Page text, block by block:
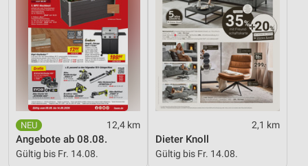
12,4 km
Angebote ab 08.08.
Gültig bis Fr. 14.08.
2,1 km
Dieter Knoll
Gültig bis Fr. 14.08.